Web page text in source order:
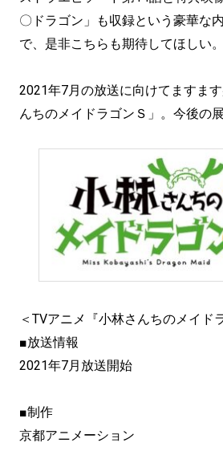
〇ドラゴン」も収録という豪華な
で、是非こちらも期待してほしい。
2021年7月の放送に向けてますま
んちのメイドラゴンＳ」。今後の
＜TVアニメ『小林さんちのメイド
■放送情報
2021年7月放送開始
■制作
京都アニメーション